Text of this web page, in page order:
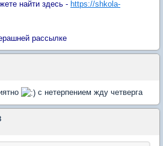
найти здесь - https://shkola-
рассылке
с нетерпением жду четверга